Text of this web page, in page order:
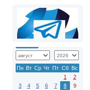
Пн Вт Ср Чт Пт Сб Вс
1
2
3
4 5 6 7 8
9